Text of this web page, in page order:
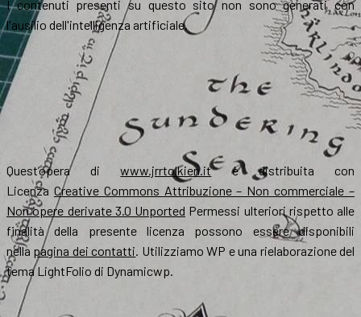
I contenuti presenti su questo sito non sono generati con
l'ausilio dell'intelligenza artificiale.
Quest’opera diwww.jrrtolkien.itè distribuita con
Licenza Creative Commons Attribuzione – Non commerciale –
Non opere derivate 3.0 Unported Permessi ulteriori rispetto alle
finalità della presente licenza possono essere disponibili
nella pagina dei contatti. Utilizziamo WP e una rielaborazione del
tema LightFolio di Dynamicwp.